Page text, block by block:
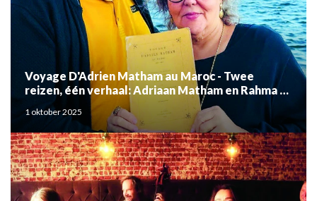
Voyage D'Adrien Matham au Maroc - Twee
reizen, één verhaal: Adriaan Matham en Rahma el
Mouden
1 oktober 2025